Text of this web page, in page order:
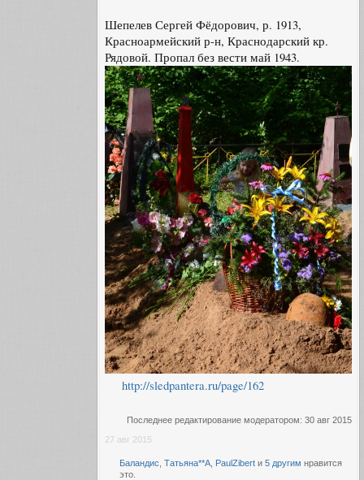
Шепелев Сергей Фёдорович, р. 1913,
Красноармейский р-н, Краснодарский кр.
Рядовой. Пропал без вести май 1943.
http://sledpantera.ru/page/162
Последнее редактирование модератором: 30 авг 2015
27 авг 2015
Баландис Татьяна**А, PaulZibertи 5 другим нравится
это.